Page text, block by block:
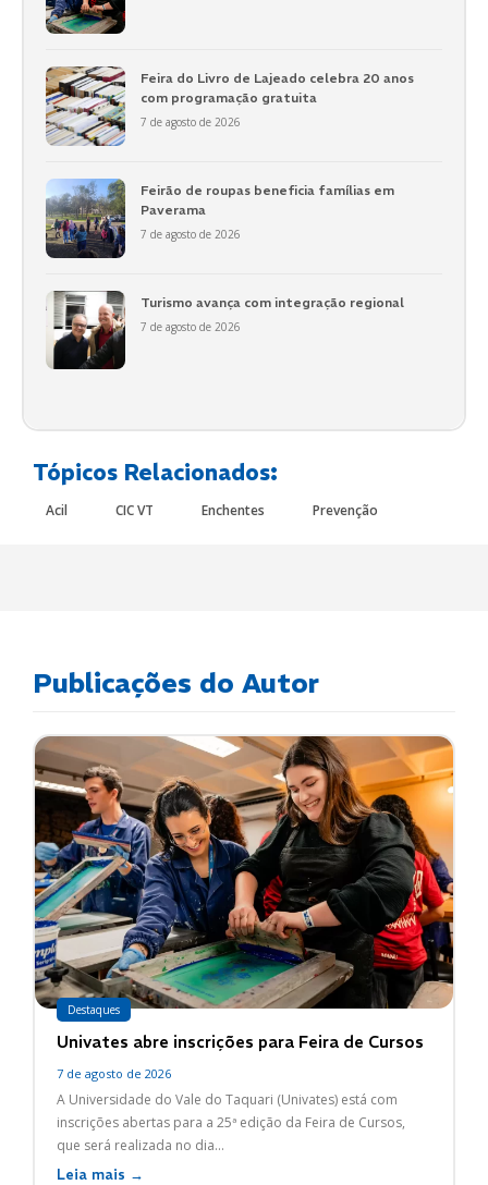
Feira do Livro de Lajeado celebra 20 anos
com programação gratuita
7 de agosto de 2026
Feirão de roupas beneficia famílias em
Paverama
7 de agosto de 2026
Turismo avança com integração regional
7 de agosto de 2026
Tópicos Relacionados:
Acil CIC VT Enchentes Prevenção
Publicações do Autor
Destaques
Univates abre inscrições para Feira de Cursos
7 de agosto de 2026
A Universidade do Vale do Taquari (Univates) está com
inscrições abertas para a 25ª edição da Feira de Cursos,
que será realizada no dia...
Leia mais →